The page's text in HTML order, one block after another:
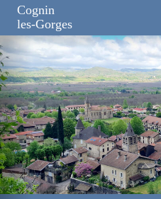
Cognin
les-Gorges
Panneau de gestion des cookies